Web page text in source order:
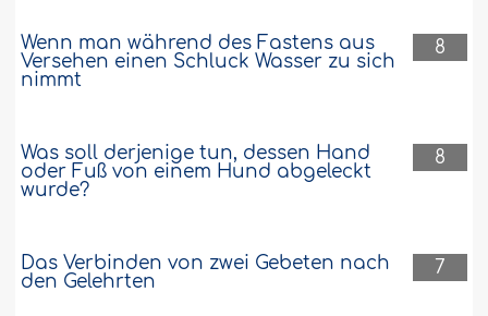
8
Wenn man während des Fastens aus
Versehen einen Schluck Wasser zu sich
nimmt
8
Was soll derjenige tun, dessen Hand
oder Fuß von einem Hund abgeleckt
wurde?
7
Das Verbinden von zwei Gebeten nach
den Gelehrten